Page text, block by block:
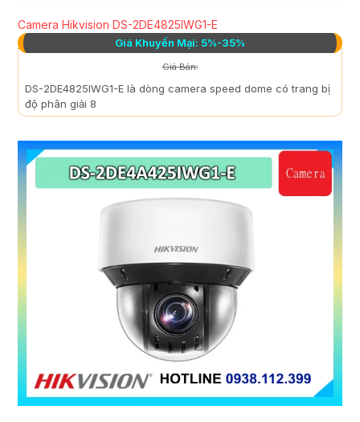
Camera Hikvision DS-2DE4825IWG1-E
Giá Khuyến Mại: 5%-35%
Giá Bán:
DS-2DE4825IWG1-E là dòng camera speed dome có trang bị
độ phân giải 8